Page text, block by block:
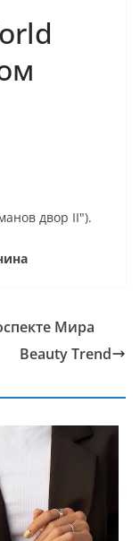
двор II").
Мира
Beauty Trend